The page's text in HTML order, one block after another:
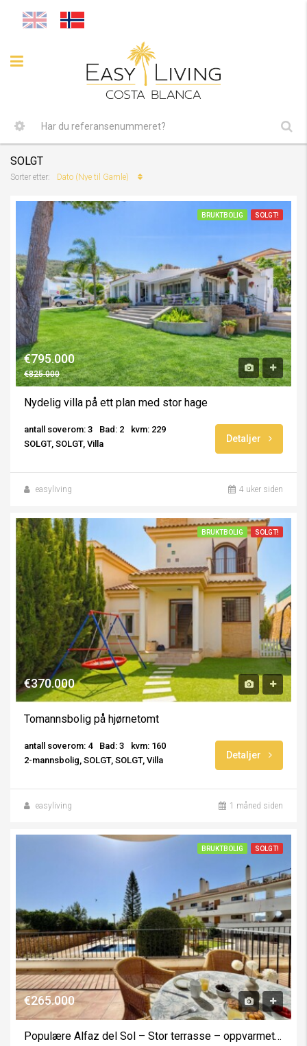
SOLGT
Sorter etter: Dato (Nye til Gamle)
BRUKTBOLIG SOLGT!
€795.000
€825.000
Nydelig villa på ett plan med stor hage
antall soverom: 3 Bad: 2
kvm: 229
SOLGT, SOLGT, Villa
Detaljer
easyliving 4 uker siden
BRUKTBOLIG SOLGT!
€370.000
Tomannsbolig på hjørnetomt
antall soverom: 4 Bad: 3
kvm: 160
2-mannsbolig, SOLGT, SOLGT, Villa
Detaljer
easyliving 1 måned siden
BRUKTBOLIG SOLGT!
€265.000
Populære Alfaz del Sol – Stor terrasse – oppvarmet basseng